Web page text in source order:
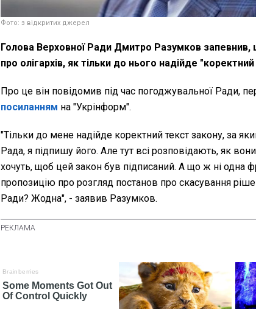
Фото: з відкритих джерел
Голова Верховної Ради Дмитро Разумков
про олігархів, як тільки до нього надійде
Про це він повідомив під час погоджувальної Ради,
посиланням на "Укрінформ".
"Тільки до мене надійде коректний текст закону, за
Рада, я підпишу його. Але тут всі розповідають, як
хочуть, щоб цей закон був підписаний. А що ж ні одна
пропозицію про розгляд постанов про скасування
Ради? Жодна", - заявив Разумков.